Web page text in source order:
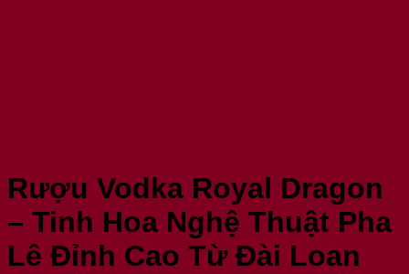
Rượu Vodka Royal Dragon
– Tinh Hoa Nghệ Thuật Pha
Lê Đỉnh Cao Từ Đài Loan